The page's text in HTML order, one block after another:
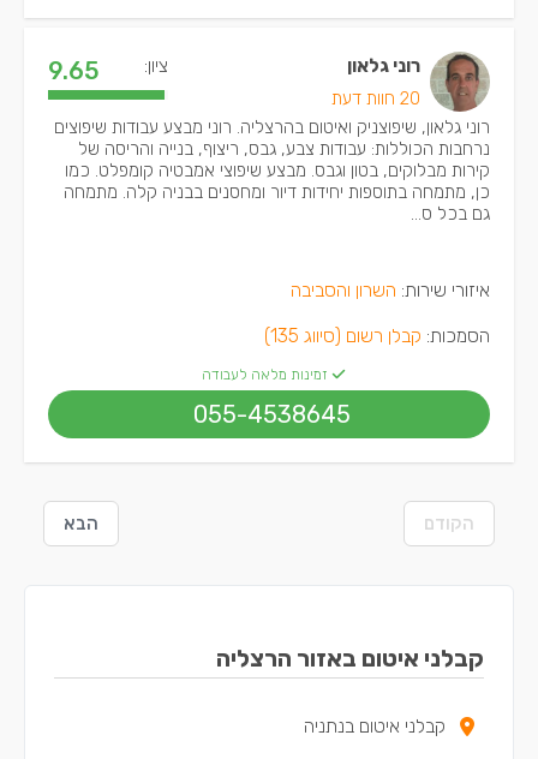
רוני גלאון
20 חוות דעת
ציון: 9.65
רוני גלאון, שיפוצניק ואיטום בהרצליה. רוני מבצע עבודות שיפוצים
נרחבות הכוללות: עבודות צבע, גבס, ריצוף, בנייה והריסה של
קירות מבלוקים, בטון וגבס. מבצע שיפוצי אמבטיה קומפלט. כמו
כן, מתמחה בתוספות יחידות דיור ומחסנים בבניה קלה. מתמחה
גם בכל ס...
איזורי שירות: השרון והסביבה
הסמכות: קבלן רשום (סיווג 135)
זמינות מלאה לעבודה
055-4538645
הקודם הבא
קבלני איטום באזור הרצליה
קבלני איטום בנתניה